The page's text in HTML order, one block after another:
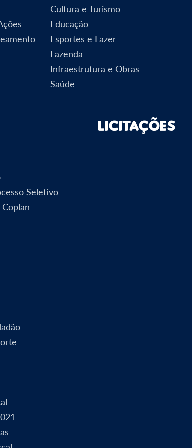
Cultura e Turismo
Educação
Esportes e Lazer
Fazenda
Infraestrutura e Obras
Saúde
Seletivo
Licitações